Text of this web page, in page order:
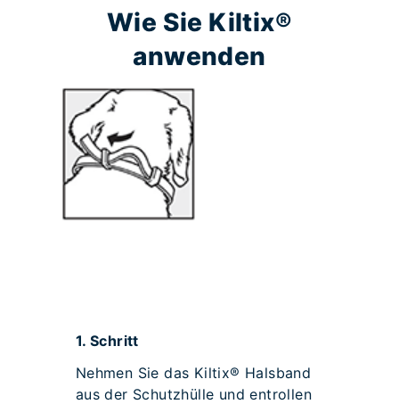
Wie Sie Kiltix®
anwenden
1. Schritt
Nehmen Sie das Kiltix® Halsband
aus der Schutzhülle und entrollen